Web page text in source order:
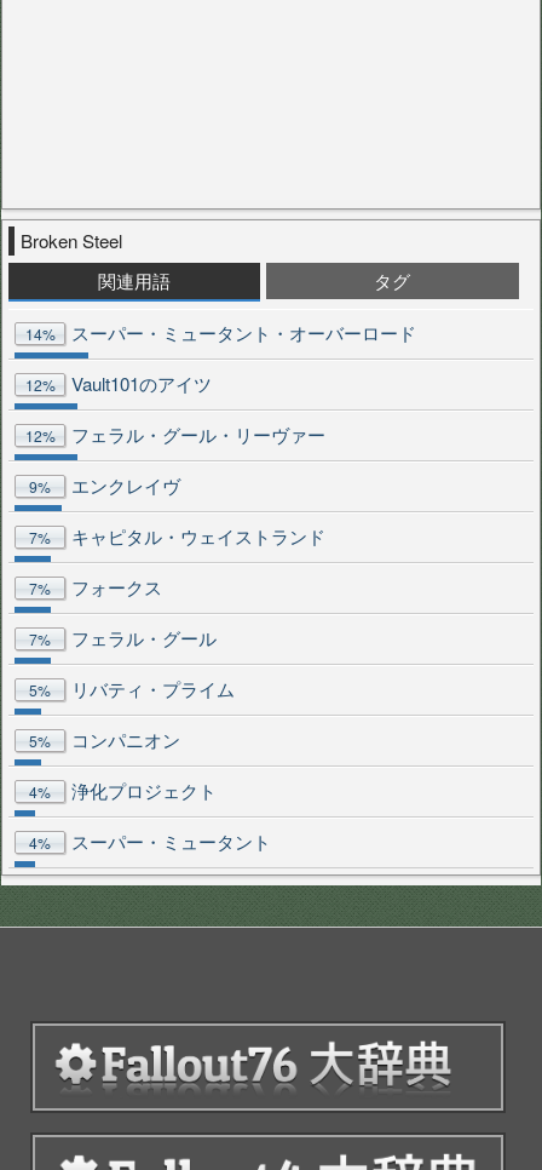
Broken Steel
関連用語
タグ
14% スーパー・ミュータント・オーバーロード
12% Vault101のアイツ
12% フェラル・グール・リーヴァー
9% エンクレイヴ
7% キャピタル・ウェイストランド
7% フォークス
7% フェラル・グール
5% リバティ・プライム
5% コンパニオン
4% 浄化プロジェクト
4% スーパー・ミュータント